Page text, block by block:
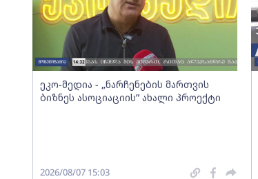
ეკო-მედია - „ნარჩენების მართვის
ბიზნეს ასოციაციის” ახალი პროექტი
2026/08/07 15:03